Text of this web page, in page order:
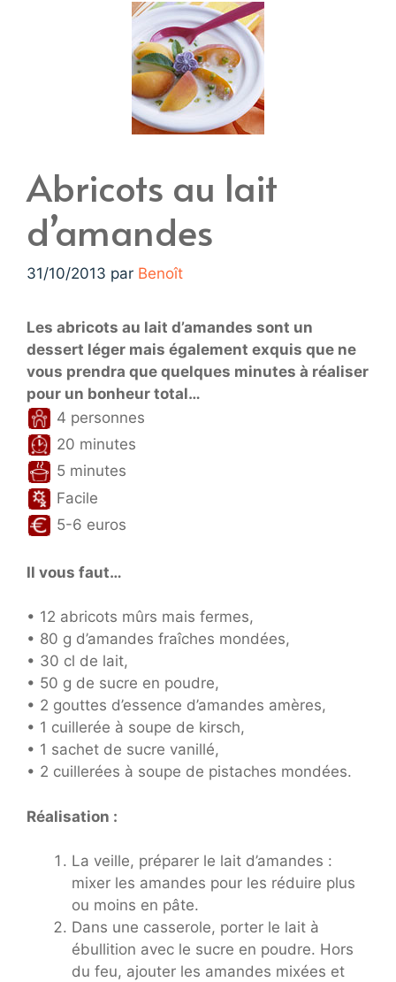
Abricots au lait
d’amandes
31/10/2013 par Benoît
Les abricots au lait d’amandes sont un
dessert léger mais également exquis que ne
vous prendra que quelques minutes à réaliser
pour un bonheur total…
4 personnes
20 minutes
5 minutes
Facile
5-6 euros
Il vous faut…
• 12 abricots mûrs mais fermes,
• 80 g d’amandes fraîches mondées,
• 30 cl de lait,
• 50 g de sucre en poudre,
• 2 gouttes d’essence d’amandes amères,
• 1 cuillerée à soupe de kirsch,
• 1 sachet de sucre vanillé,
• 2 cuillerées à soupe de pistaches mondées.
Réalisation :
La veille, préparer le lait d’amandes :
mixer les amandes pour les réduire plus
ou moins en pâte.
Dans une casserole, porter le lait à
ébullition avec le sucre en poudre. Hors
du feu, ajouter les amandes mixées et